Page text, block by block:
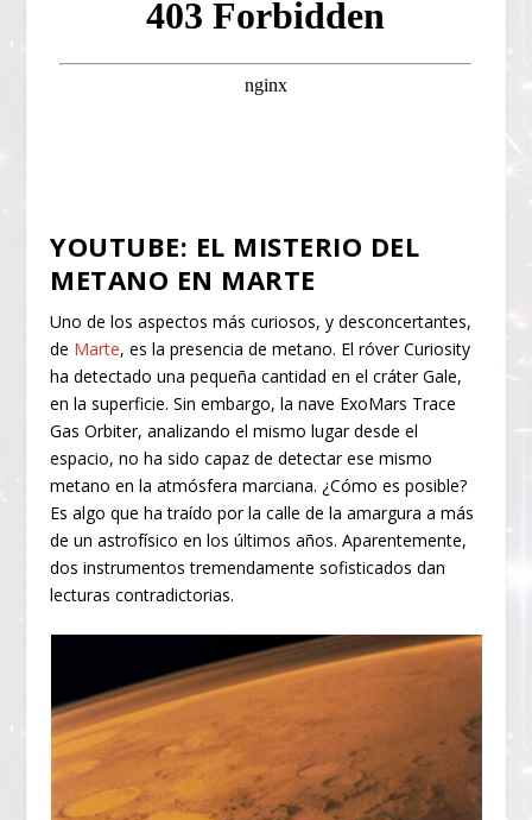
YOUTUBE: EL MISTERIO DEL
METANO EN MARTE
Uno de los aspectos más curiosos, y desconcertantes,
de Marte, es la presencia de metano. El róver Curiosity
ha detectado una pequeña cantidad en el cráter Gale,
en la superficie. Sin embargo, la nave ExoMars Trace
Gas Orbiter, analizando el mismo lugar desde el
espacio, no ha sido capaz de detectar ese mismo
metano en la atmósfera marciana. ¿Cómo es posible?
Es algo que ha traído por la calle de la amargura a más
de un astrofísico en los últimos años. Aparentemente,
dos instrumentos tremendamente sofisticados dan
lecturas contradictorias.